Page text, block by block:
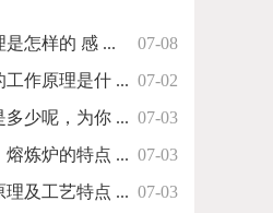
07-08
怎样的 感 ...
07-02
作原理是什 ...
07-03
少呢，为你 ...
07-03
炼炉的特点 ...
07-03
及工艺特点 ...